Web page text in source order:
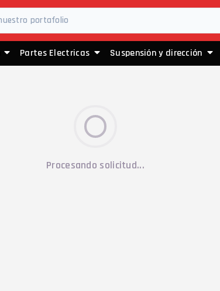
Partes Electricas Suspensión y dirección
Procesando solicitud...